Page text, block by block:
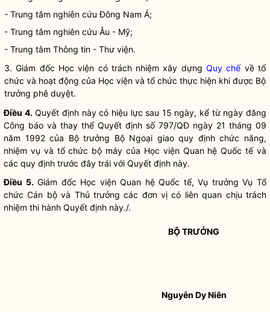
- Trung tâm nghiên cứu Đông Nam Á;
- Trung tâm nghiên cứu Âu - Mỹ;
- Trung tâm Thông tin - Thư viện.
3. Giám đốc Học viện có trách nhiệm xây dựngQuy chếvề tổ
chức và hoạt động của Học viện và tổ chức thực hiện khi được Bộ
trưởng phê duyệt.
Điều 4.Quyết định này có hiệu lực sau 15 ngày, kể từ ngày đăng
Công báo và thay thế Quyết định số 797/QĐ ngày 21 tháng 09
năm 1992 của Bộ trưởng Bộ Ngoại giao quy định chức năng,
nhiệm vụ và tổ chức bộ máy của Học viện Quan hệ Quốc tế và
các quy định trước đây trái với Quyết định này.
Điều 5.Giám đốc Học viện Quan hệ Quốc tế, Vụ trưởng Vụ Tổ
chức Cán bộ và Thủ trưởng các đơn vị có liên quan chịu trách
nhiệm thi hành Quyết định này./.
BỘ TRƯỞNG
Nguyễn Dy Niên